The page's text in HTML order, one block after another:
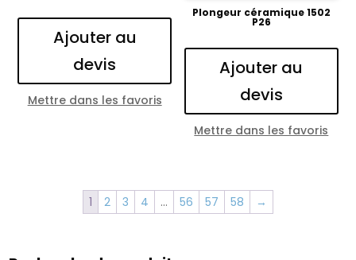
Ajouter au
devis
Mettre dans les favoris
Plongeur céramique 1502
P26
Ajouter au
devis
Mettre dans les favoris
1 2 3 4 … 56 57 58 →